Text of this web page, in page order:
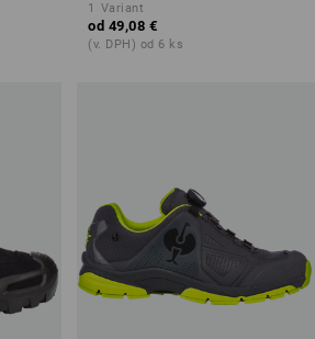
1 Variant
od 49,08 €
(v. DPH) od 6 ks